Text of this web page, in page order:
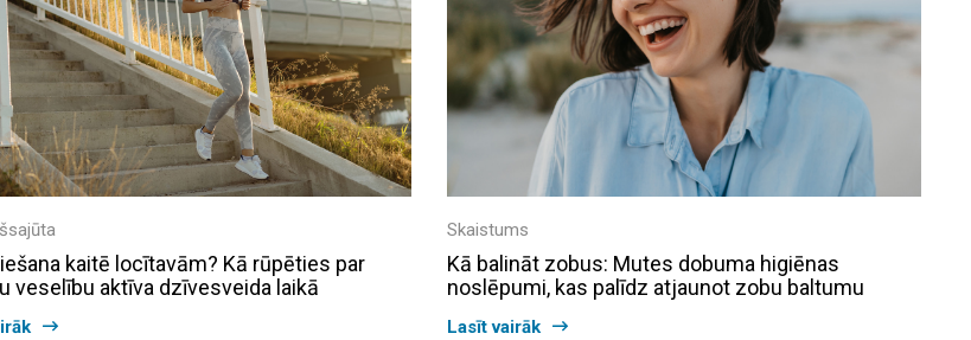
kaitē locītavām? Kā rūpēties par
veselību aktīva dzīvesveida laikā
Skaistums
Kā balināt zobus: Mutes dobuma higiēnas
noslēpumi, kas palīdz atjaunot zobu baltumu
Lasīt vairāk